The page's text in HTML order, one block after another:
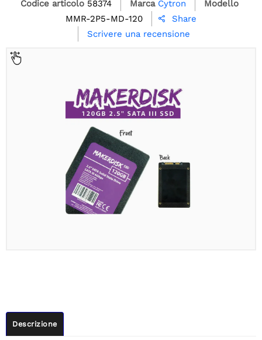
Codice articolo 58374 Marca Cytron
Modello
MMR-2P5-MD-120

Share
Scrivere una recensione
Descrizione